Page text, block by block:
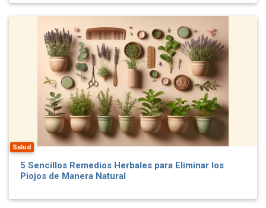
Salud
5 Sencillos Remedios Herbales para Eliminar los
Piojos de Manera Natural